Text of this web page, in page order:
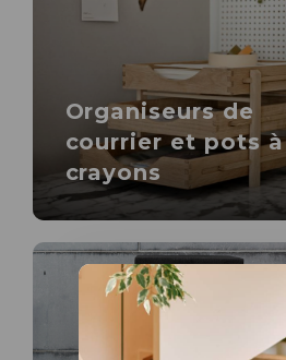
Organiseurs de
courrier et pots à
crayons